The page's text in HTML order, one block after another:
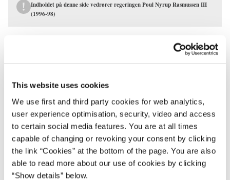
This website uses cookies
We use first and third party cookies for web analytics,
user experience optimisation, security, video and access
to certain social media features. You are at all times
capable of changing or revoking your consent by clicking
the link “Cookies” at the bottom of the page. You are also
able to read more about our use of cookies by clicking
“Show details” below.
Indholdet på denne side vedrører regeringen Poul Nyrup Rasmussen III
(1996-98)
Folketingets forretningsorden § 20, stk.
10 (2)
24.11.1997
Poul Nyrup Rasmussen
Poul Nyrup Rasmussen III (1996-98)
Del på Facebook
Del på X (Twitter)
Del på LinkedIn
Send email
Print